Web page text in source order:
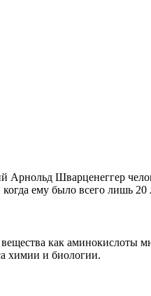
Арнольд Шварценеггер
ему было всего лишь 20
как аминокислоты
химии и биологии.